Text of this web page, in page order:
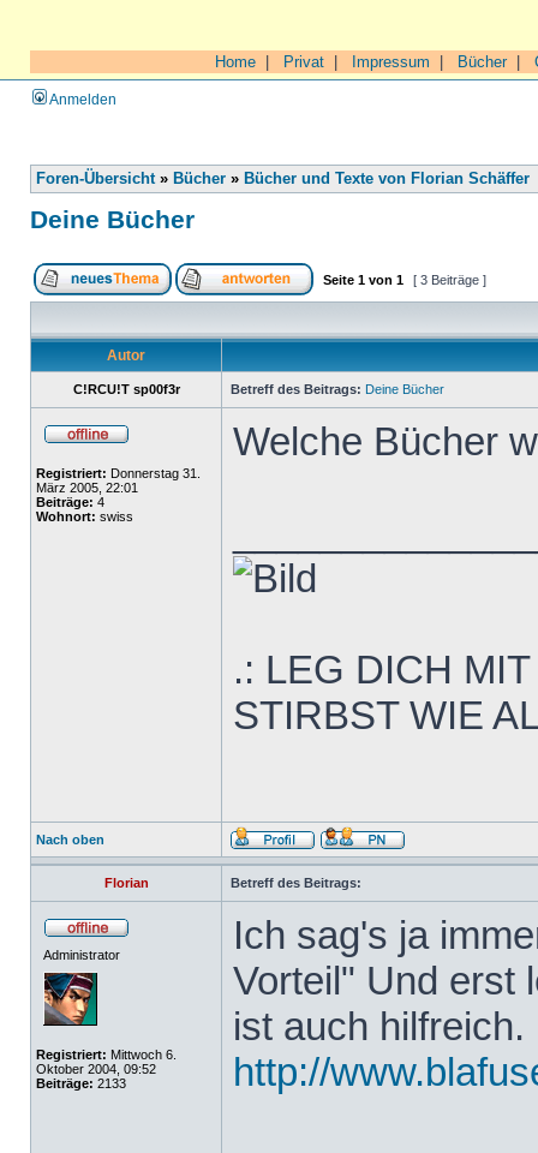
Home Privat Impressum Bücher|
Anmelden
Foren-Übersicht» Bücher » Bücher und Texte von Florian Schäffer
Deine Bücher
Seite 1 von 1 [ 3 Beiträge ]
Autor
C!RCU!T sp00f3r Betreff des Beitrags: Deine Bücher
Registriert: Donnerstag 31.
März 2005, 22:01
Beiträge: 4
Wohnort: swiss
Welche Bücher
.: LEG DICH
STIRBST WIE
Nach oben
Florian Betreff des Beitrags:
Administrator
Registriert: Mittwoch 6.
Oktober 2004, 09:52
Beiträge: 2133
Ich sag's ja
Vorteil" Und erst
ist auch
http://